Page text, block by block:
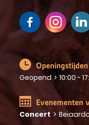
Geopend > 10:00 -
Evenementen
Concert >